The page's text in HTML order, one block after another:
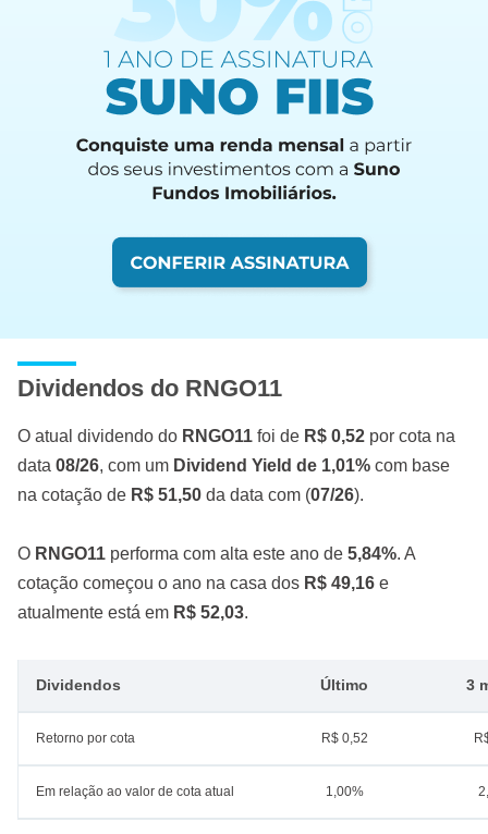
Dividendos do RNGO11
O atual dividendo do RNGO11 foi de R$ 0,52 por cota na
data 08/26, com um Dividend Yield de 1,01% com base
na cotação de R$ 51,50 da data com (07/26).
O RNGO11 performa com alta este ano de 5,84%. A
cotação começou o ano na casa dos R$ 49,16 e
atualmente está em R$ 52,03.
Dividendos Último 3
Retorno por cota R$ 0,52
Em relação ao valor de cota atual 1,00%